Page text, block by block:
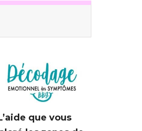
que vous